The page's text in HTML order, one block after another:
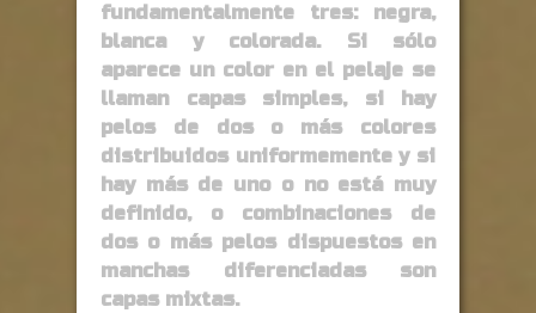
fundamentalmente tres: negra,
blanca y colorada. Si sólo
aparece un color en el pelaje se
llaman capas simples, si hay
pelos de dos o más colores
distribuidos uniformemente y si
hay más de uno o no está muy
definido, o combinaciones de
dos o más pelos dispuestos en
manchas diferenciadas son
capas mixtas.